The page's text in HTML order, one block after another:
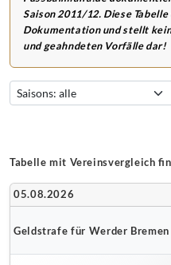
Saison 2011/12. Diese
Dokumentation und stellt
und geahndeten Vorfälle dar!
Tabelle mit Vereinsvergleich
05.08.2026
Geldstrafe für Werder Bremen